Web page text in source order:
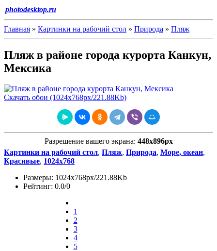
photodesktop.ru
Главная » Картинки на рабочий стол » Природа » Пляж
Пляж в районе города курорта Канкун,
Мексика
Скачать обои (1024х768px/221.88Kb)
Разрешение вашего экрана: 448x896px
Картинки на рабочий стол, Пляж, Природа, Море, океан,
Красивые, 1024х768
Размеры: 1024х768px/221.88Kb
Рейтинг: 0.0/0
1
2
3
4
5